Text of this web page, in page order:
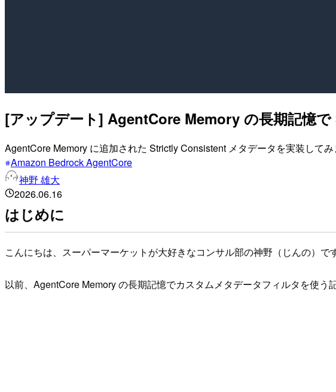
[アップデート] AgentCore Memory の長期記憶
AgentCore Memory に追加された Strictly Consistent メタデータを実装して
Amazon Bedrock AgentCore
神野 雄大
2026.06.16
はじめに
こんにちは、スーパーマーケットが大好きなコンサル部の神野（じんの）です
以前、AgentCore Memory の長期記憶でカスタムメタデータフィルタを使う